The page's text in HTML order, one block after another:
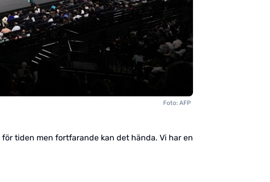
Foto: AFP
tiden men fortfarande kan det hända. Vi har en